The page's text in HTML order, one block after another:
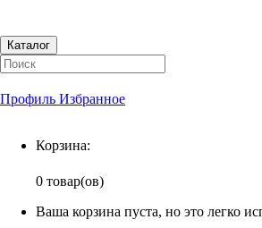
Каталог
Профиль Избранное
Корзина:
0 товар(ов)
Ваша корзина пуста, но это легко